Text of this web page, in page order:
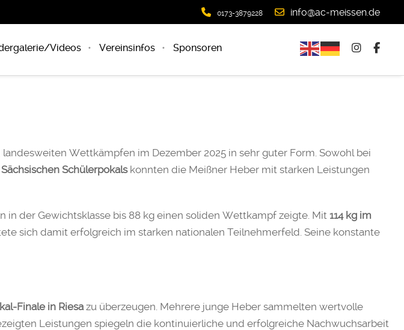
info@ac-meissen.de
0173-3879228
Videos Vereinsinfos Sponsoren
Wettkämpfen im Dezember 2025 in sehr guter Form. Sowohl bei
Schülerpokalskonnten die Meißner Heber mit starken Leistungen
in der Gewichtsklasse bis 88 kg einen soliden Wettkampf zeigte. Mit 114 kg im
sich damit erfolgreich im starken nationalen Teilnehmerfeld. Seine konstante
Finale in Riesa zu überzeugen. Mehrere junge Heber sammelten wertvolle
Leistungen spiegeln die kontinuierliche und erfolgreiche Nachwuchsarbeit